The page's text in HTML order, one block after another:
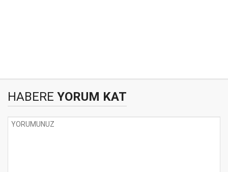
HABERE YORUM KAT